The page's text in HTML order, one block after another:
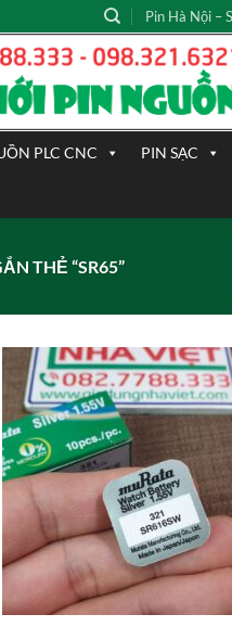
Pin Hà Nội –
PLC CNC PIN SẠC
THẺ “SR65”